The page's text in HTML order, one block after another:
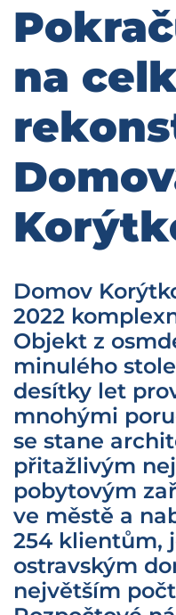
na
Domov
2022
Objekt z
minulého
desítky let
mnohými
se stane
přitažlivým
pobytovým
ve městě a
254 klientům,
ostravským
největším